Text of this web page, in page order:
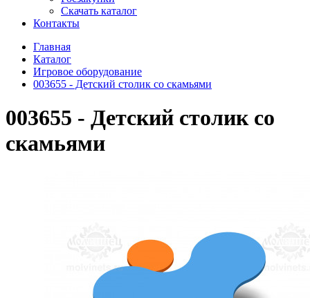
Скачать каталог
Контакты
Главная
Каталог
Игровое оборудование
003655 - Детский столик со скамьями
003655 - Детский столик со
скамьями